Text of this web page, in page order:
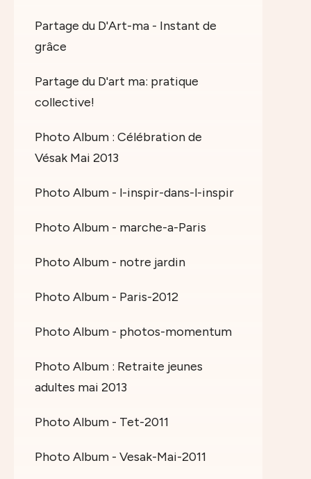
Partage du D'Art-ma - Instant de
grâce
Partage du D'art ma: pratique
collective!
Photo Album : Célébration de
Vésak Mai 2013
Photo Album - l-inspir-dans-l-inspir
Photo Album - marche-a-Paris
Photo Album - notre jardin
Photo Album - Paris-2012
Photo Album - photos-momentum
Photo Album : Retraite jeunes
adultes mai 2013
Photo Album - Tet-2011
Photo Album - Vesak-Mai-2011